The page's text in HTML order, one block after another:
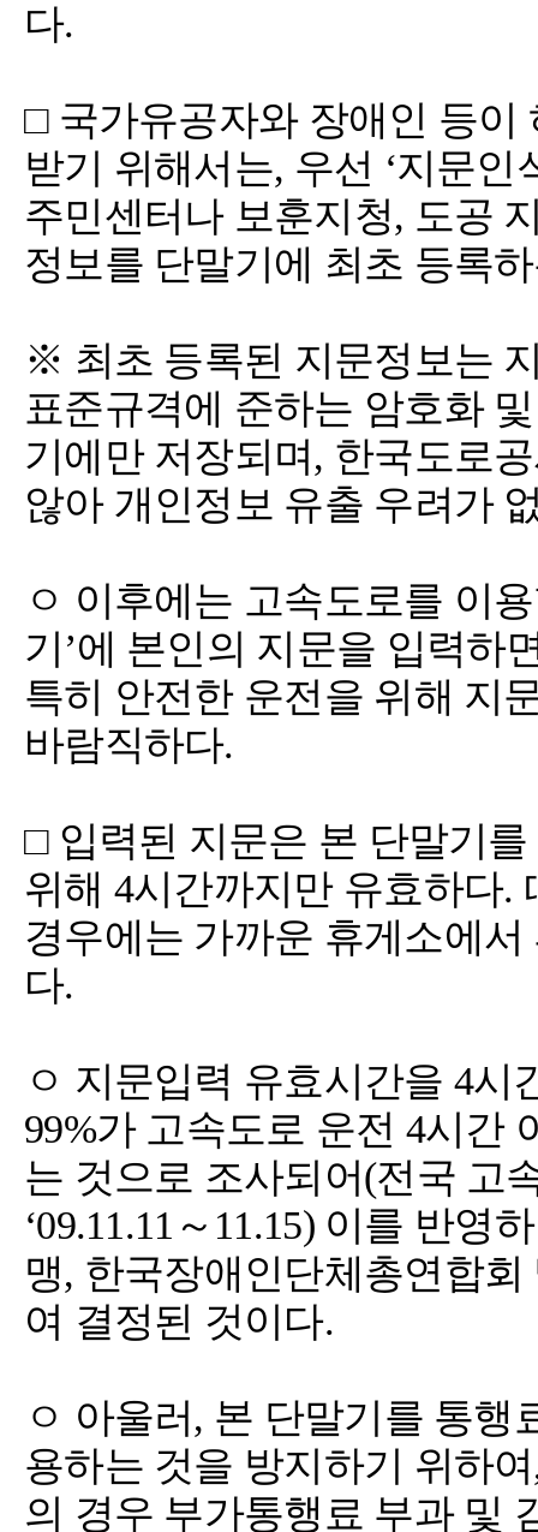
다.
□ 국가유공자와 장애인 등이
받기 위해서는, 우선 ‘지문
주민센터나 보훈지청, 도공
정보를 단말기에 최초 등록
※ 최초 등록된 지문정보는
표준규격에 준하는 암호화
기에만 저장되며, 한국도로
않아 개인정보 유출 우려가
ㅇ 이후에는 고속도로를 이
기’에 본인의 지문을 입력하
특히 안전한 운전을 위해 지
바람직하다.
□ 입력된 지문은 본 단말기
위해 4시간까지만 유효하다.
경우에는 가까운 휴게소에
다.
ㅇ 지문입력 유효시간을 4
99%가 고속도로 운전 4시간
는 것으로 조사되어(전국 고
‘09.11.11～11.15) 이를 반
맹, 한국장애인단체총연합
여 결정된 것이다.
ㅇ 아울러, 본 단말기를 통
용하는 것을 방지하기 위하
의 경우 부가통행료 부과 및